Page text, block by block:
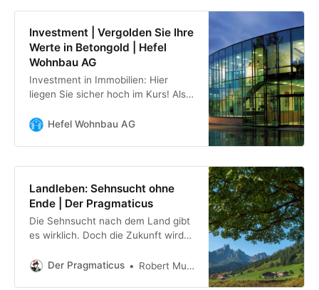
Vergleich
Investment | Vergolden Sie Ihre
Werte in Betongold | Hefel
Wohnbau AG
Investment in Immobilien: Hier
liegen Sie sicher hoch im Kurs! Als
lebenslanger Wohnbaupartner
Hefel Wohnbau AG
Landleben: Sehnsucht ohne
Ende | Der Pragmaticus
Die Sehnsucht nach dem Land gibt
es wirklich. Doch die Zukunft wird
Stadtforscher Robert Musil.
Der Pragmaticus Robert Musil